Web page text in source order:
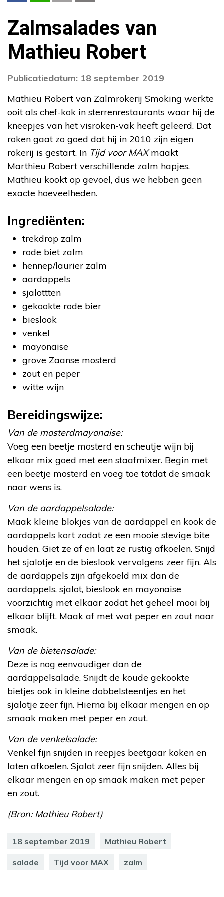
Zalmsalades van
Mathieu Robert
Publicatiedatum: 18 september 2019
Mathieu Robert van Zalmrokerij Smoking werkte
ooit als chef-kok in sterrenrestaurants waar hij de
kneepjes van het visroken-vak heeft geleerd. Dat
roken gaat zo goed dat hij in 2010 zijn eigen
rokerij is gestart. In Tijd voor MAXmaakt
Marthieu Robert verschillende zalm hapjes.
Mathieu kookt op gevoel, dus we hebben geen
exacte hoeveelheden.
Ingrediënten:
trekdrop zalm
rode biet zalm
hennep/laurier zalm
aardappels
sjalottten
gekookte rode bier
bieslook
venkel
mayonaise
grove Zaanse mosterd
zout en peper
witte wijn
Bereidingswijze:
Van de mosterdmayonaise:
Voeg een beetje mosterd en scheutje wijn bij
elkaar mix goed met een staafmixer. Begin met
een beetje mosterd en voeg toe totdat de smaak
naar wens is.
Van de aardappelsalade:
Maak kleine blokjes van de aardappel en kook de
aardappels kort zodat ze een mooie stevige bite
houden. Giet ze af en laat ze rustig afkoelen. Snijd
het sjalotje en de bieslook vervolgens zeer fijn. Als
de aardappels zijn afgekoeld mix dan de
aardappels, sjalot, bieslook en mayonaise
voorzichtig met elkaar zodat het geheel mooi bij
elkaar blijft. Maak af met wat peper en zout naar
smaak.
Van de bietensalade:
Deze is nog eenvoudiger dan de
aardappelsalade. Snijdt de koude gekookte
bietjes ook in kleine dobbelsteentjes en het
sjalotje zeer fijn. Hierna bij elkaar mengen en op
smaak maken met peper en zout.
Van de venkelsalade:
Venkel fijn snijden in reepjes beetgaar koken en
laten afkoelen. Sjalot zeer fijn snijden. Alles bij
elkaar mengen en op smaak maken met peper
en zout.
(Bron: Mathieu Robert)
18 september 2019 Mathieu Robert
salade Tijd voor MAX zalm